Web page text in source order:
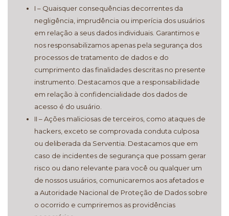
I – Quaisquer consequências decorrentes da
negligência, imprudência ou imperícia dos usuários
em relação a seus dados individuais. Garantimos e
nos responsabilizamos apenas pela segurança dos
processos de tratamento de dados e do
cumprimento das finalidades descritas no presente
instrumento. Destacamos que a responsabilidade
em relação à confidencialidade dos dados de
acesso é do usuário.
II – Ações maliciosas de terceiros, como ataques de
hackers, exceto se comprovada conduta culposa
ou deliberada da Serventia. Destacamos que em
caso de incidentes de segurança que possam gerar
risco ou dano relevante para você ou qualquer um
de nossos usuários, comunicaremos aos afetados e
a Autoridade Nacional de Proteção de Dados sobre
o ocorrido e cumpriremos as providências